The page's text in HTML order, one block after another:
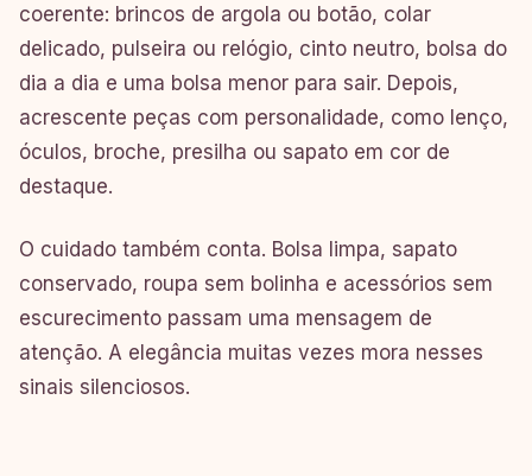
coerente: brincos de argola ou botão, colar
delicado, pulseira ou relógio, cinto neutro, bolsa do
dia a dia e uma bolsa menor para sair. Depois,
acrescente peças com personalidade, como lenço,
óculos, broche, presilha ou sapato em cor de
destaque.
O cuidado também conta. Bolsa limpa, sapato
conservado, roupa sem bolinha e acessórios sem
escurecimento passam uma mensagem de
atenção. A elegância muitas vezes mora nesses
sinais silenciosos.